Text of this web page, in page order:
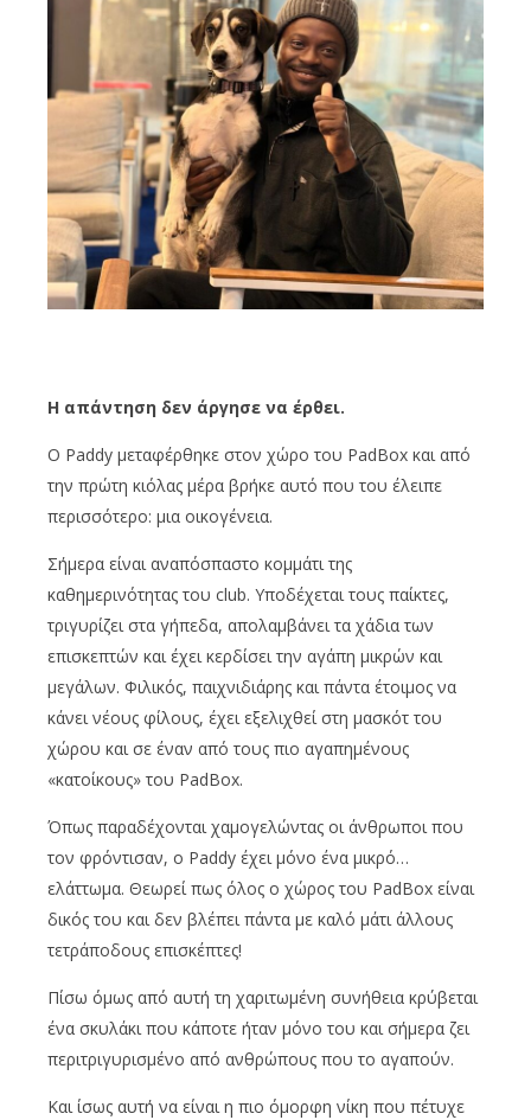
Η απάντηση δεν άργησε να έρθει.
Ο Paddy μεταφέρθηκε στον χώρο του PadBox και από
την πρώτη κιόλας μέρα βρήκε αυτό που του έλειπε
περισσότερο: μια οικογένεια.
Σήμερα είναι αναπόσπαστο κομμάτι της
καθημερινότητας του club. Υποδέχεται τους παίκτες,
τριγυρίζει στα γήπεδα, απολαμβάνει τα χάδια των
επισκεπτών και έχει κερδίσει την αγάπη μικρών και
μεγάλων. Φιλικός, παιχνιδιάρης και πάντα έτοιμος να
κάνει νέους φίλους, έχει εξελιχθεί στη μασκότ του
χώρου και σε έναν από τους πιο αγαπημένους
«κατοίκους» του PadBox.
Όπως παραδέχονται χαμογελώντας οι άνθρωποι που
τον φρόντισαν, ο Paddy έχει μόνο ένα μικρό…
ελάττωμα. Θεωρεί πως όλος ο χώρος του PadBox είναι
δικός του και δεν βλέπει πάντα με καλό μάτι άλλους
τετράποδους επισκέπτες!
Πίσω όμως από αυτή τη χαριτωμένη συνήθεια κρύβεται
ένα σκυλάκι που κάποτε ήταν μόνο του και σήμερα ζει
περιτριγυρισμένο από ανθρώπους που το αγαπούν.
Και ίσως αυτή να είναι η πιο όμορφη νίκη που πέτυχε